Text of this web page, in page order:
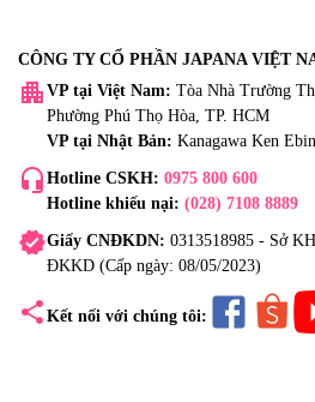
CÔNG TY CỔ PHẦN JAPANA VIỆT
apartment VP tại Việt Nam: Tòa Nhà Trường
Phường Phú Thọ Hòa, TP. HCM
VP tại Nhật Bản: Kanagawa Ken
headset_mic Hotline CSKH: 0975 800 600
Hotline khiếu nại: (028) 7108 8889
verifiedGiấy CNĐKDN: 0313518985 - Sở
ĐKKD (Cấp ngày: 08/05/2023)
share Kết nối với chúng tôi: